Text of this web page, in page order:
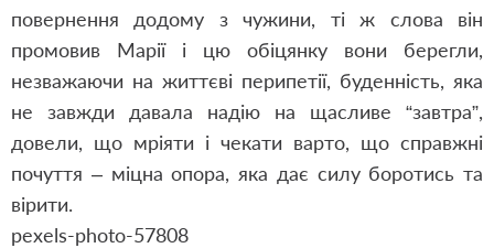
повернення додому з чужини, ті ж слова він
промовив Марії і цю обіцянку вони берегли,
незважаючи на життєві перипетії, буденність, яка
не завжди давала надію на щасливе “завтра”,
довели, що мріяти і чекати варто, що справжні
почуття – міцна опора, яка дає силу боротись та
вірити.
pexels-photo-57808